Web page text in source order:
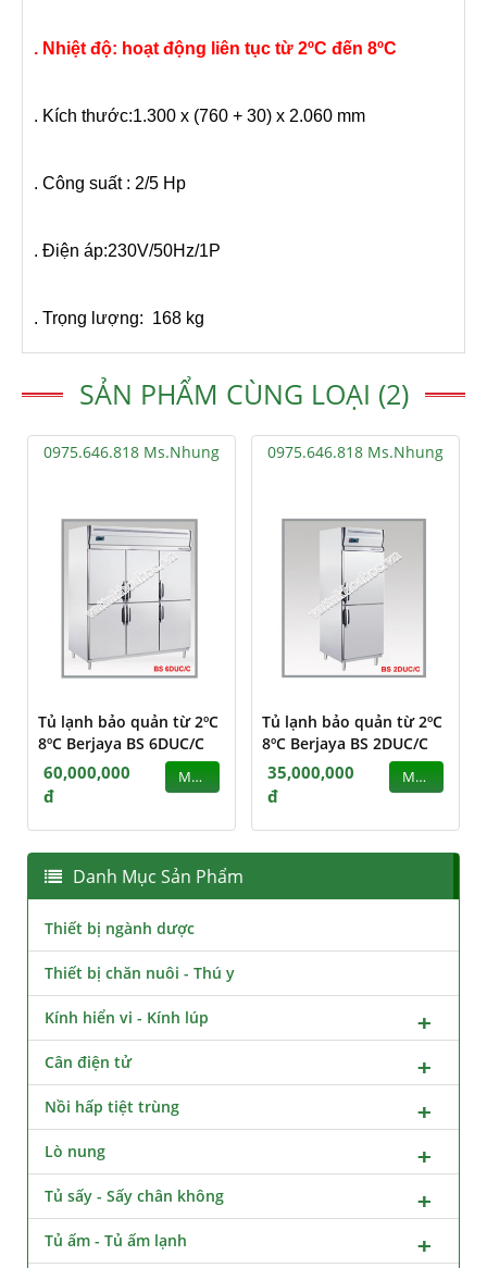
. Nhiệt độ: hoạt động liên tục từ 2ºC đến 8ºC
. Kích thước:1.300 x (760 + 30) x 2.060 mm
. Công suất : 2/5 Hp
. Điện áp:230V/50Hz/1P
. Trọng lượng: 168 kg
SẢN PHẨM CÙNG LOẠI (2)
0975.646.818 Ms.Nhung
Tủ lạnh bảo quản từ 2ºC
8ºC Berjaya BS 6DUC/C
60,000,000
đ
MUA
0975.646.818 Ms.Nhung
Tủ lạnh bảo quản từ 2ºC
8ºC Berjaya BS 2DUC/C
35,000,000
đ
MUA
Danh Mục Sản Phẩm
Thiết bị ngành dược
Thiết bị chăn nuôi - Thú y
Kính hiển vi - Kính lúp
Cân điện tử
Nồi hấp tiệt trùng
Lò nung
Tủ sấy - Sấy chân không
Tủ ấm - Tủ ấm lạnh